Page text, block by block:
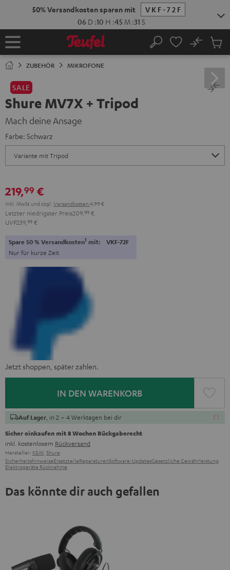
50% Versandkosten sparen mit
VKF-72F
06 D :10 H :45 M :30 S
Startseite Suche
No
ZUBEHÖR MIKROFONE
SALE
Shure MV7X + Tripod
Mach deine Ansage
Farbe: Schwarz
219,99 €
Inkl. MwSt und zzgl. Versandkosten 4,99 €
Letzter niedrigster Preis209, 99 €
UVP239, 99 €
Spare 50 % Versandkosten1 mit: VKF-72F
Nur für kurze Zeit
Jetzt shoppen, später zahlen.
IN DEN WARENKORB
Auf Lager , in 2 – 4 Werktagen bei dir
Sicher einkaufen mit 8 Wochen Rückgaberecht
inkl. kostenlosem Rückversand
Hersteller: K&M Shure
SicherheitshinweiseErsatzteileReparaturenSoftware-UpdatesGesetzliche Gewährleistung
Elektrogeräte Rücknahme
Das könnte dir auch gefallen